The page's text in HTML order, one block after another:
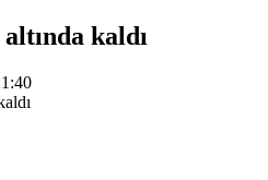
kaldı